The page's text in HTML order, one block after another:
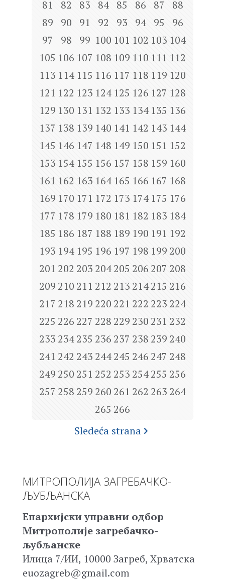
81
82 83 84 85 86 87
88
89
90 91 92 93 94 95
96
97
98 99 100 101 102 103 104
105 106 107 108 109 110 111 112
113 114 115 116 117 118 119 120
121 122 123 124 125 126 127 128
129 130 131 132 133 134 135 136
137 138 139 140 141 142 143 144
145 146 147 148 149 150 151 152
153 154 155 156 157 158 159 160
161 162 163 164 165 166 167 168
169 170 171 172 173 174 175 176
177 178 179 180 181 182 183 184
185 186 187 188 189 190 191 192
193 194 195 196 197 198 199 200
201 202 203 204205 206 207 208
209 210 211 212 213 214215 216
217 218 219 220 221 222 223 224
225 226 227 228 229 230 231 232
233 234235 236 237 238 239 240
241 242 243 244245 246 247 248
249 250 251 252 253 254255 256
257 258 259 260 261 262 263 264
265 266
Sledeća strana
МИТРОПОЛИЈА ЗАГРЕБАЧКО-
ЉУБЉАНСКА
Епархијски управни одбор
Митрополије загребачко-
љубљанске
Илица 7/ИИ, 10000 Загреб, Хрватска
euozagreb@gmail.com